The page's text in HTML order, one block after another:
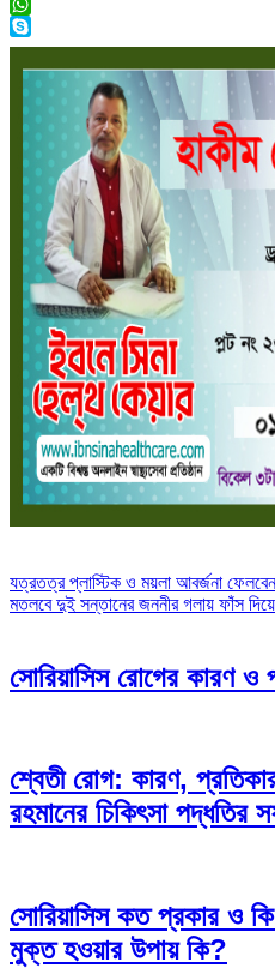
WhatsApp
Skype
Post
navigation
যত্রতত্র প্লাস্টিক ও ময়লা আবর্জনা
মতলবে দুই সন্তানের জননীর গলায় ফাঁস
সোরিয়াসিস রোগের কারণ ও
শ্বেতী রোগ: কারণ,
রহমানের চিকিৎসা পদ্ধতির
সোরিয়াসিস কত প্রকার ও
মুক্ত হওয়ার উপায় কি?